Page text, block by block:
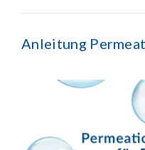
Anleitung